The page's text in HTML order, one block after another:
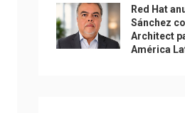
Red Hat
Sánchez
Architect
América